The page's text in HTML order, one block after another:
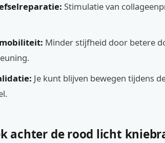
Stimulatie van
Minder stijfheid door betere
Je kunt blijven bewegen tijdens
achter de rood licht